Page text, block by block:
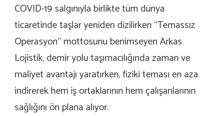
COVID-19 salgınıyla birlikte tüm dünya
ticaretinde taşlar yeniden dizilirken “Temassız
Operasyon” mottosunu benimseyen Arkas
Lojistik, demir yolu taşımacılığında zaman ve
maliyet avantajı yaratırken, fiziki teması en aza
indirerek hem iş ortaklarının hem çalışanlarının
sağlığını ön plana alıyor.